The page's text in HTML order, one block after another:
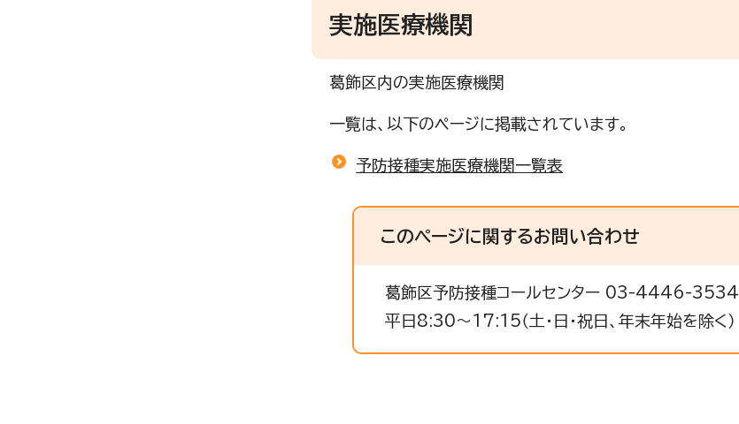
実施医療機関
葛飾区内の実施医療機関
一覧は、以下のページに掲載されています。
予防接種実施医療機関一覧表
このページに関するお問い合わせ
葛飾区予防接種コールセンター 03-4446-3534
平日8:30～17:15（土・日・祝日、年末年始を除く）